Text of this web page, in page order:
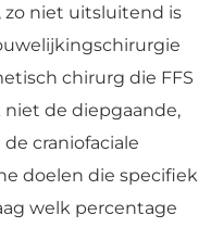
zo niet uitsluitend is
chirurg die FFS
de diepgaande,
craniofaciale
doelen die specifiek
welk percentage